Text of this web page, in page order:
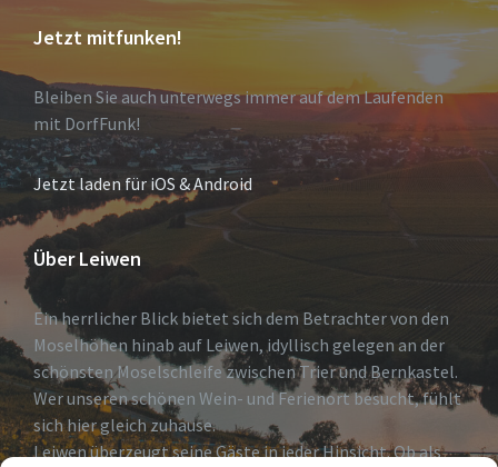
Jetzt mitfunken!
Bleiben Sie auch unterwegs immer auf dem Laufenden
mit DorfFunk!
Jetzt laden für iOS & Android
Über Leiwen
Ein herrlicher Blick bietet sich dem Betrachter von den
Moselhöhen hinab auf Leiwen, idyllisch gelegen an der
schönsten Moselschleife zwischen Trier und Bernkastel.
Wer unseren schönen Wein- und Ferienort besucht, fühlt
sich hier gleich zuhause.
Leiwen überzeugt seine Gäste in jeder Hinsicht. Ob als